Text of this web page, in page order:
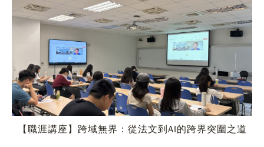
【職涯講座】跨域無界：從法文到AI的跨界突圍之道